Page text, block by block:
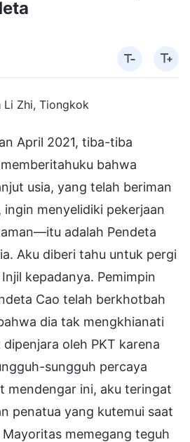
Li Zhi, Tiongkok
April 2021, tiba-tiba
bahwa
usia, yang telah beriman
menyelidiki pekerjaan
adalah Pendeta
Aku diberi tahu untuk pergi
kepadanya. Pemimpin
Cao telah berkhotbah
dia tak mengkhianati
oleh PKT karena
sungguh percaya
mendengar ini, aku teringat
penatua yang kutemui saat
memegang teguh